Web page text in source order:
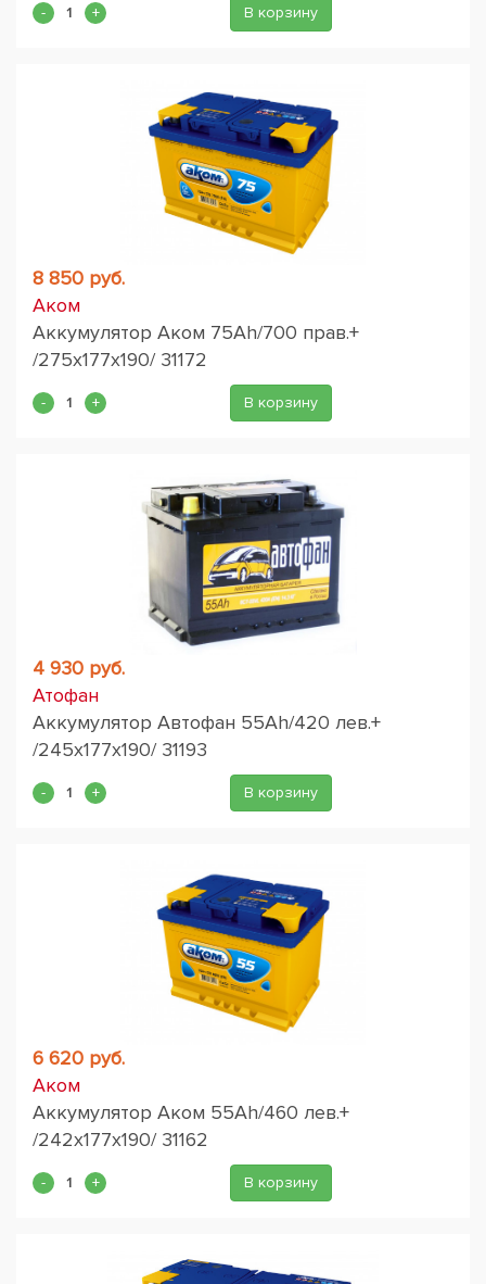
В корзину
8 850 руб.
Аком
Аккумулятор Аком 75Ah/700 прав.+
/275x177x190/ 31172
В корзину
4 930 руб.
Атофан
Аккумулятор Автофан 55Ah/420 лев.+
/245x177x190/ 31193
В корзину
6 620 руб.
Аком
Аккумулятор Аком 55Ah/460 лев.+
/242x177x190/ 31162
В корзину